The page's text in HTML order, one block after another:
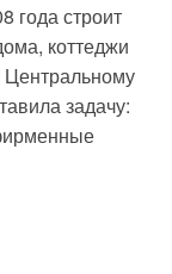
года строит
коттеджи
задачу: